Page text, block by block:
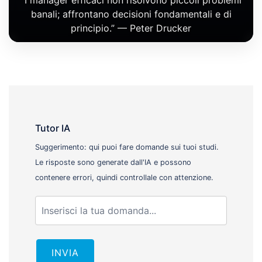
banali; affrontano decisioni fondamentali e di
principio.” — Peter Drucker
Tutor IA
Suggerimento: qui puoi fare domande sui tuoi studi.
Le risposte sono generate dall'IA e possono
contenere errori, quindi controllale con attenzione.
INVIA